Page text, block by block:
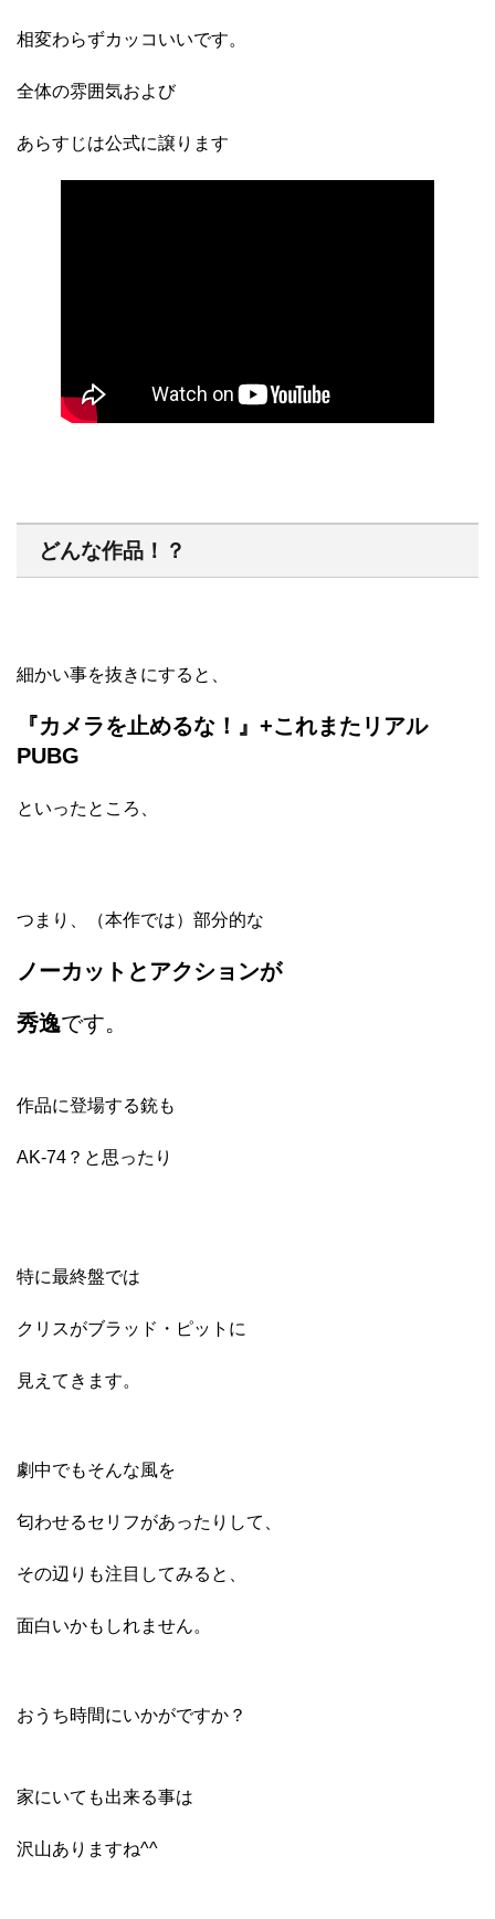
相変わらずカッコいいです。
全体の雰囲気および
あらすじは公式に譲ります
どんな作品！？
細かい事を抜きにすると、
『カメラを止めるな！』+これまたリアル
PUBG
といったところ、
つまり、（本作では）部分的な
ノーカットとアクションが
秀逸です。
作品に登場する銃も
AK-74？と思ったり
特に最終盤では
クリスがブラッド・ピットに
見えてきます。
劇中でもそんな風を
匂わせるセリフがあったりして、
その辺りも注目してみると、
面白いかもしれません。
おうち時間にいかがですか？
家にいても出来る事は
沢山ありますね^^